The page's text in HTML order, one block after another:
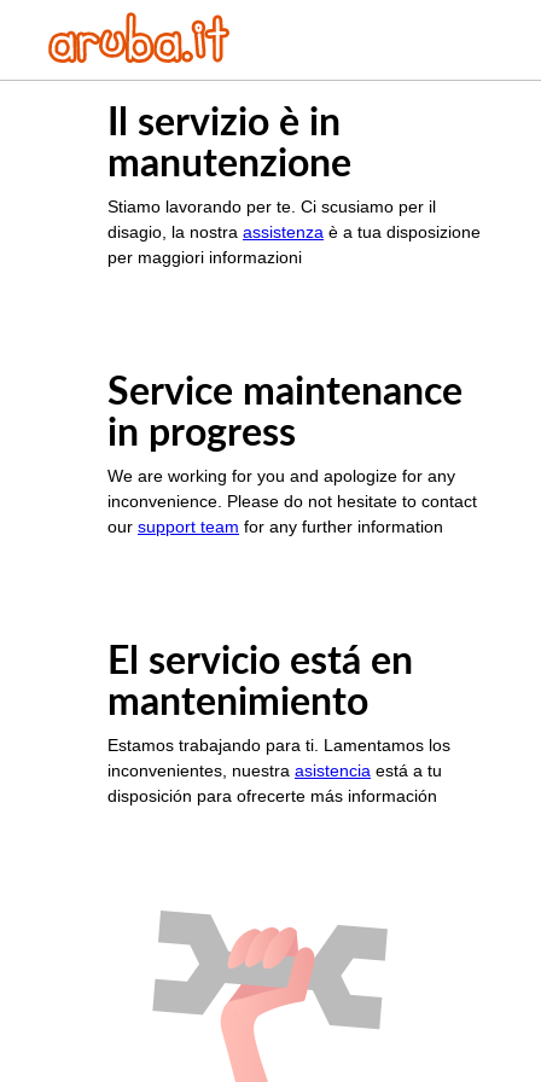
Il servizio è in
manutenzione
Stiamo lavorando per te. Ci scusiamo per il
disagio, la nostra assistenza è a tua disposizione
per maggiori informazioni
Service maintenance
in progress
We are working for you and apologize for any
inconvenience. Please do not hesitate to contact
our support team for any further information
El servicio está en
mantenimiento
Estamos trabajando para ti. Lamentamos los
inconvenientes, nuestra asistencia está a tu
disposición para ofrecerte más información